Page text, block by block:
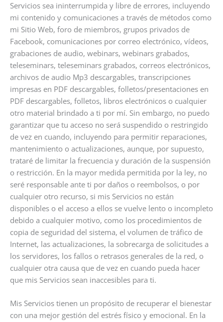
Servicios sea ininterrumpida y libre de errores, incluyendo
mi contenido y comunicaciones a través de métodos como
mi Sitio Web, foro de miembros, grupos privados de
Facebook, comunicaciones por correo electrónico, vídeos,
grabaciones de audio, webinars, webinars grabados,
teleseminars, teleseminars grabados, correos electrónicos,
archivos de audio Mp3 descargables, transcripciones
impresas en PDF descargables, folletos/presentaciones en
PDF descargables, folletos, libros electrónicos o cualquier
otro material brindado a ti por mí. Sin embargo, no puedo
garantizar que tu acceso no será suspendido o restringido
de vez en cuando, incluyendo para permitir reparaciones,
mantenimiento o actualizaciones, aunque, por supuesto,
trataré de limitar la frecuencia y duración de la suspensión
o restricción. En la mayor medida permitida por la ley, no
seré responsable ante ti por daños o reembolsos, o por
cualquier otro recurso, si mis Servicios no están
disponibles o el acceso a ellos se vuelve lento o incompleto
debido a cualquier motivo, como los procedimientos de
copia de seguridad del sistema, el volumen de tráfico de
Internet, las actualizaciones, la sobrecarga de solicitudes a
los servidores, los fallos o retrasos generales de la red, o
cualquier otra causa que de vez en cuando pueda hacer
que mis Servicios sean inaccesibles para ti.
Mis Servicios tienen un propósito de recuperar el bienestar
con una mejor gestión del estrés físico y emocional. En la